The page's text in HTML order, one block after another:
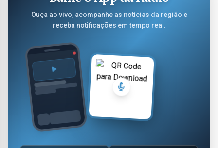
Ouça ao vivo, acompanhe as notícias da região e
receba notificações em tempo real.